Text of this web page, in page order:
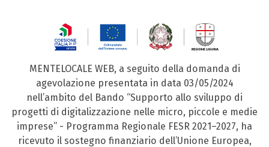
MENTELOCALE WEB, a seguito della domanda di
agevolazione presentata in data 03/05/2024
nell’ambito del Bando “Supporto allo sviluppo di
progetti di digitalizzazione nelle micro, piccole e medie
imprese” - Programma Regionale FESR 2021–2027, ha
ricevuto il sostegno finanziario dell’Unione Europea,